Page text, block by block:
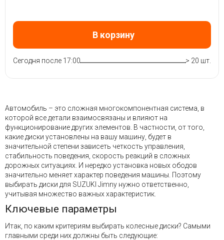
В корзину
Сегодня после 17:00 > 20 шт.
Автомобиль – это сложная многокомпонентная система, в
которой все детали взаимосвязаны и влияют на
функционирование других элементов. В частности, от того,
какие диски установлены на вашу машину, будет в
значительной степени зависеть четкость управления,
стабильность поведения, скорость реакций в сложных
дорожных ситуациях. И нередко установка новых ободов
значительно меняет характер поведения машины. Поэтому
выбирать диски для SUZUKI Jimny нужно ответственно,
учитывая множество важных характеристик.
Ключевые параметры
Итак, по каким критериям выбирать колесные диски? Самыми
главными среди них должны быть следующие: